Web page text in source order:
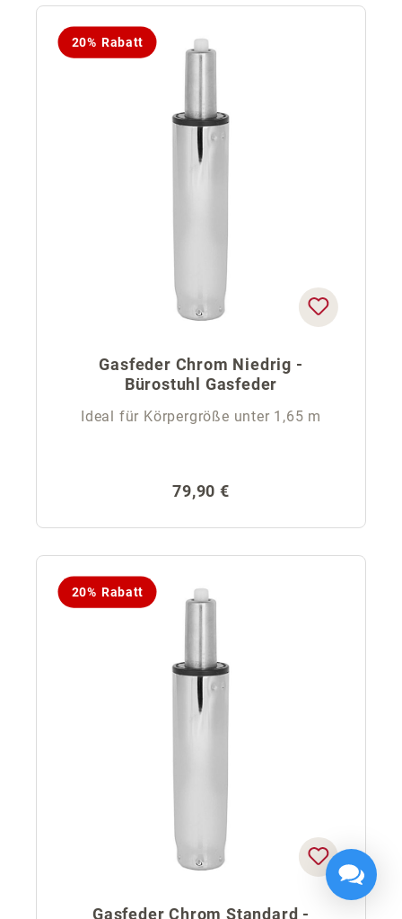
20% Rabatt
Gasfeder Chrom Niedrig -
Bürostuhl Gasfeder
Ideal für Körpergröße unter 1,65 m
Regulärer Preis:
79,90 €
20% Rabatt
Gasfeder Chrom Standard -